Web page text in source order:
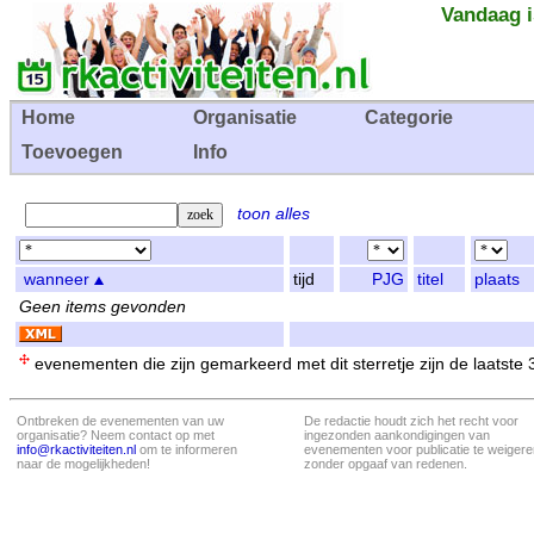
Vandaag
Home Organisatie
Categorie
Toevoegen
Info
toon alles
wanneer tijd PJG titel
plaats
Geen items gevonden
evenementen die zijn gemarkeerd met dit sterretje zijn de laatste
Ontbreken de evenementen van uw
organisatie? Neem contact op met
info@rkactiviteiten.nl om te informeren
naar de mogelijkheden!
De redactie houdt zich het recht voor
ingezonden aankondigingen van
evenementen voor publicatie te
zonder opgaaf van redenen.